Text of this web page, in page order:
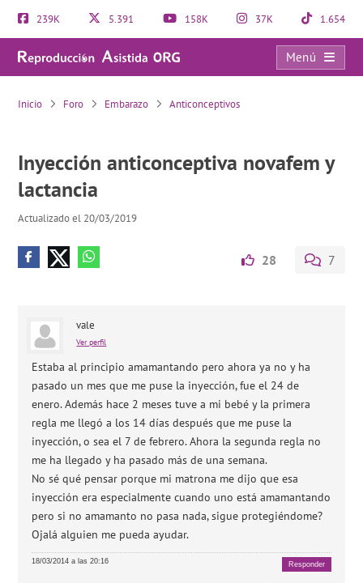
239K 5.391 158K 37K 1.654
Menú
Inyección anticonceptiva novafem y lactancia
Inicio Foro Embarazo Anticonceptivos
Inyección anticonceptiva novafem y
lactancia
Actualizado el 20/03/2019
28 7
vale
Ver perfil
Estaba al principio amamantando pero ahora ya no y ha
pasado un mes que me puse la inyección, fue el 24 de
enero. Además hace 2 meses tuve a mi bebé y la primera
regla me llegó a los 14 días después que me puse la
inyección, o sea el 7 de febrero. Ahora la segunda regla no
me ha llegado y ha pasado más de una semana.
No sé qué pensar porque mi matrona me dijo que esa
inyección era especialmente cuando uno está amamantando
pero si no amamanto no pasa nada, sigue protegiéndome?
Ojalá alguien me pueda ayudar.
18/03/2014 a las 20:16 Responder